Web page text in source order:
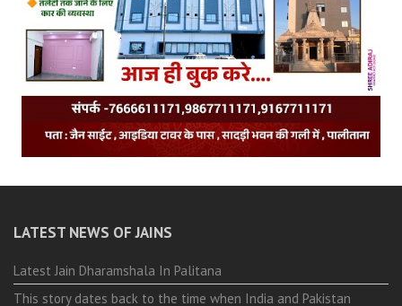
LATEST NEWS OF JAINS
Latest Jain Dharamshala In Palitana
This story dates back to the time when India and Pakistan